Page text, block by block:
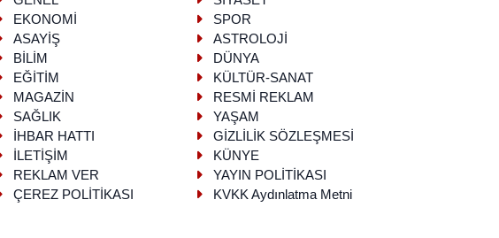
EKONOMİ
SPOR
ASAYİŞ
ASTROLOJİ
BİLİM
DÜNYA
EĞİTİM
KÜLTÜR-SANAT
MAGAZİN
RESMİ REKLAM
SAĞLIK
YAŞAM
İHBAR HATTI
GİZLİLİK SÖZLEŞMESİ
İLETİŞİM
KÜNYE
REKLAM VER
YAYIN POLİTİKASI
ÇEREZ POLİTİKASI
KVKK Aydınlatma Metni